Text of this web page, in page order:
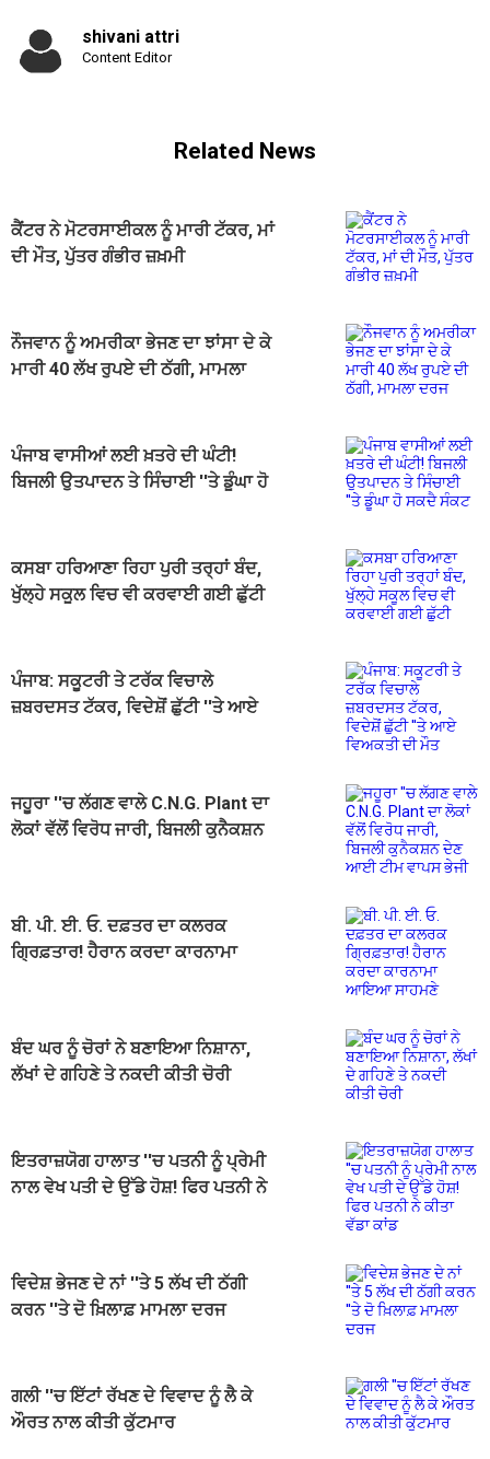
shivani attri
Content Editor
Related News
ਕੈਂਟਰ ਨੇ ਮੋਟਰਸਾਈਕਲ ਨੂੰ ਮਾਰੀ ਟੱਕਰ, ਮਾਂ
ਦੀ ਮੌਤ, ਪੁੱਤਰ ਗੰਭੀਰ ਜ਼ਖ਼ਮੀ
ਨੌਜਵਾਨ ਨੂੰ ਅਮਰੀਕਾ ਭੇਜਣ ਦਾ ਝਾਂਸਾ ਦੇ ਕੇ
ਮਾਰੀ 40 ਲੱਖ ਰੁਪਏ ਦੀ ਠੱਗੀ, ਮਾਮਲਾ
ਪੰਜਾਬ ਵਾਸੀਆਂ ਲਈ ਖ਼ਤਰੇ ਦੀ ਘੰਟੀ!
ਬਿਜਲੀ ਉਤਪਾਦਨ ਤੇ ਸਿੰਚਾਈ ''ਤੇ ਡੂੰਘਾ ਹੋ
ਕਸਬਾ ਹਰਿਆਣਾ ਰਿਹਾ ਪੁਰੀ ਤਰ੍ਹਾਂ ਬੰਦ,
ਖੁੱਲ੍ਹੇ ਸਕੂਲ ਵਿਚ ਵੀ ਕਰਵਾਈ ਗਈ ਛੁੱਟੀ
ਪੰਜਾਬ: ਸਕੂਟਰੀ ਤੇ ਟਰੱਕ ਵਿਚਾਲੇ
ਜ਼ਬਰਦਸਤ ਟੱਕਰ, ਵਿਦੇਸ਼ੋਂ ਛੁੱਟੀ ''ਤੇ ਆਏ
ਜਹੂਰਾ ''ਚ ਲੱਗਣ ਵਾਲੇ C.N.G. Plant ਦਾ
ਲੋਕਾਂ ਵੱਲੋਂ ਵਿਰੋਧ ਜਾਰੀ, ਬਿਜਲੀ ਕੁਨੈਕਸ਼ਨ
ਬੀ. ਪੀ. ਈ. ਓ. ਦਫ਼ਤਰ ਦਾ ਕਲਰਕ
ਗ੍ਰਿਫ਼ਤਾਰ! ਹੈਰਾਨ ਕਰਦਾ ਕਾਰਨਾਮਾ
ਬੰਦ ਘਰ ਨੂੰ ਚੋਰਾਂ ਨੇ ਬਣਾਇਆ ਨਿਸ਼ਾਨਾ,
ਲੱਖਾਂ ਦੇ ਗਹਿਣੇ ਤੇ ਨਕਦੀ ਕੀਤੀ ਚੋਰੀ
ਇਤਰਾਜ਼ਯੋਗ ਹਾਲਾਤ ''ਚ ਪਤਨੀ ਨੂੰ ਪ੍ਰੇਮੀ
ਨਾਲ ਵੇਖ ਪਤੀ ਦੇ ਉੱਡੇ ਹੋਸ਼! ਫਿਰ ਪਤਨੀ ਨੇ
ਵਿਦੇਸ਼ ਭੇਜਣ ਦੇ ਨਾਂ ''ਤੇ 5 ਲੱਖ ਦੀ ਠੱਗੀ
ਕਰਨ ''ਤੇ ਦੋ ਖ਼ਿਲਾਫ਼ ਮਾਮਲਾ ਦਰਜ
ਗਲੀ ''ਚ ਇੱਟਾਂ ਰੱਖਣ ਦੇ ਵਿਵਾਦ ਨੂੰ ਲੈ ਕੇ
ਔਰਤ ਨਾਲ ਕੀਤੀ ਕੁੱਟਮਾਰ